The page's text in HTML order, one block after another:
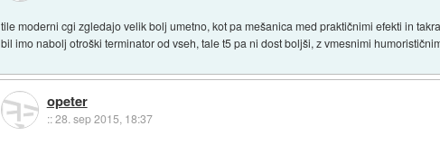
tile moderni cgi zgledajo velik bolj umetno, kot pa mešanica med praktičnimi efekti in
bil imo nabolj otroški terminator od vseh, tale t5 pa ni dost boljši, z vmesnimi
opeter
::28. sep 2015, 18:37